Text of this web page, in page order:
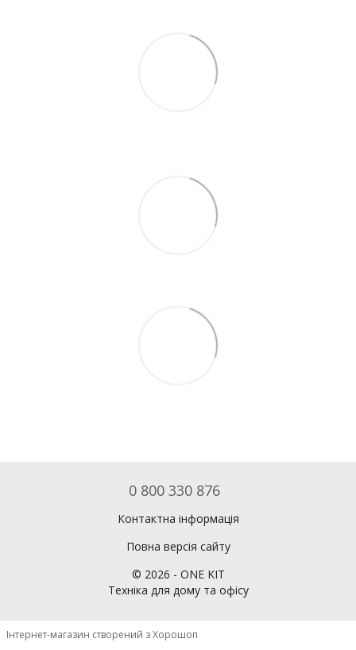
0 800 330 876
Контактна інформація
Повна версія сайту
© 2026 - ONE KIT
Техніка для дому та офісу
Інтернет-магазин створений з Хорошоп